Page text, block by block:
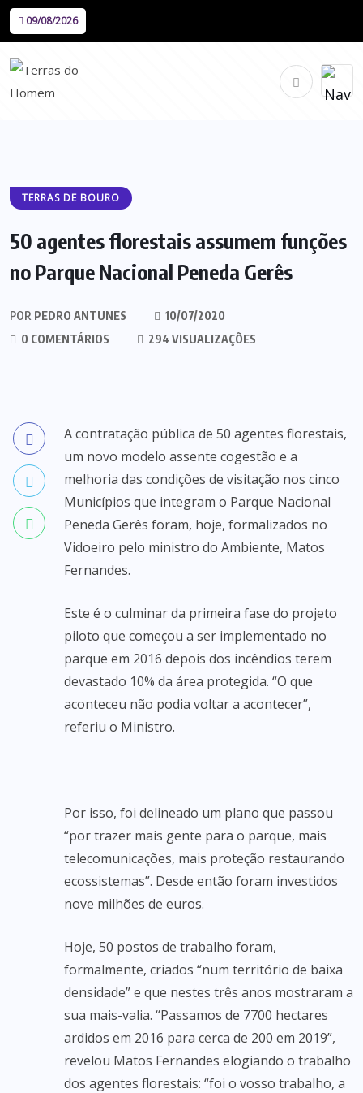
09/08/2026
TERRAS DE BOURO
50 agentes florestais assumem funções
no Parque Nacional Peneda Gerês
POR PEDRO ANTUNES
10/07/2020
0 COMENTÁRIOS
294 VISUALIZAÇÕES
A contratação pública de 50 agentes florestais,
um novo modelo assente cogestão e a
melhoria das condições de visitação nos cinco
Municípios que integram o Parque Nacional
Peneda Gerês foram, hoje, formalizados no
Vidoeiro pelo ministro do Ambiente, Matos
Fernandes.
Este é o culminar da primeira fase do projeto
piloto que começou a ser implementado no
parque em 2016 depois dos incêndios terem
devastado 10% da área protegida. “O que
aconteceu não podia voltar a acontecer”,
referiu o Ministro.
Por isso, foi delineado um plano que passou
“por trazer mais gente para o parque, mais
telecomunicações, mais proteção restaurando
ecossistemas”. Desde então foram investidos
nove milhões de euros.
Hoje, 50 postos de trabalho foram,
formalmente, criados “num território de baixa
densidade” e que nestes três anos mostraram a
sua mais-valia. “Passamos de 7700 hectares
ardidos em 2016 para cerca de 200 em 2019”,
revelou Matos Fernandes elogiando o trabalho
dos agentes florestais: “foi o vosso trabalho, a